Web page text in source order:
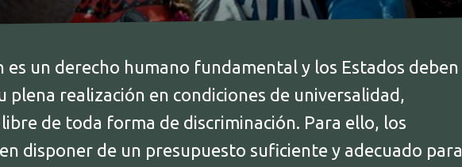
es un derecho humano fundamental y los Estados deben
plena realización en condiciones de universalidad,
de toda forma de discriminación. Para ello, los
disponer de un presupuesto suficiente y adecuado para